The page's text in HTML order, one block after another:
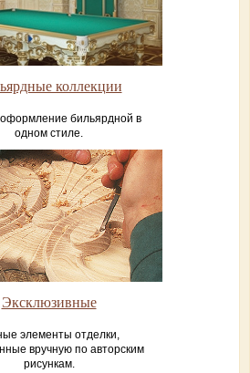
коллекции
бильярдной в
одном стиле.
Эксклюзивные
элементы отделки,
вручную по авторским
рисункам.